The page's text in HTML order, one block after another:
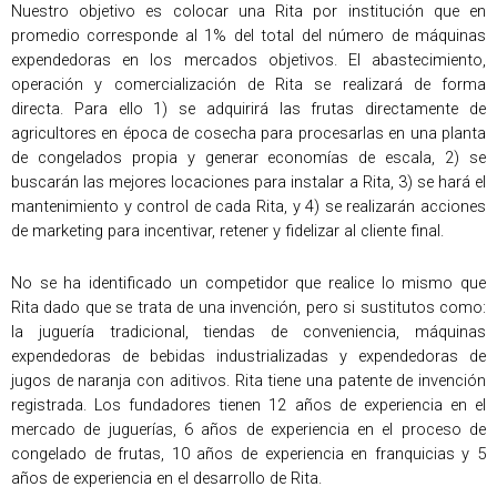
Nuestro objetivo es colocar una Rita por institución que en
promedio corresponde al 1% del total del número de máquinas
expendedoras en los mercados objetivos. El abastecimiento,
operación y comercialización de Rita se realizará de forma
directa. Para ello 1) se adquirirá las frutas directamente de
agricultores en época de cosecha para procesarlas en una planta
de congelados propia y generar economías de escala, 2) se
buscarán las mejores locaciones para instalar a Rita, 3) se hará el
mantenimiento y control de cada Rita, y 4) se realizarán acciones
de marketing para incentivar, retener y fidelizar al cliente final.
No se ha identificado un competidor que realice lo mismo que
Rita dado que se trata de una invención, pero si sustitutos como:
la juguería tradicional, tiendas de conveniencia, máquinas
expendedoras de bebidas industrializadas y expendedoras de
jugos de naranja con aditivos. Rita tiene una patente de invención
registrada. Los fundadores tienen 12 años de experiencia en el
mercado de juguerías, 6 años de experiencia en el proceso de
congelado de frutas, 10 años de experiencia en franquicias y 5
años de experiencia en el desarrollo de Rita.